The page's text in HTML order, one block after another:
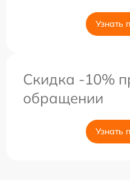
Узнать
Скидка -10%
обращении
Узнать